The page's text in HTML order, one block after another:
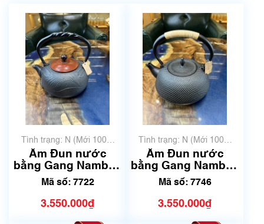
Tình trạng: N (Mới 100%
chưa qua sử dụng)
Ấm Đun nước
bằng Gang Nambu |
Dung tích 1.2L | Mã
Mã số: 7722
3.550.000₫
Tình trạng: N (Mới 100%
chưa qua sử dụng)
Ấm Đun nước
bằng Gang Nambu |
Dung tích 1.6L | Mã
Mã số: 7746
3.550.000₫